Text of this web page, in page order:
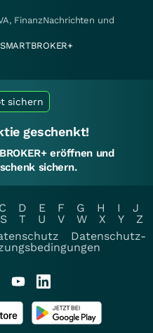
FinanzNachrichten und
SMARTBROKER+
sichern
geschenkt!
eröffnen und
sichern.
C D E F G H I
J
S T U V W X Y
Z
Datenschutz-